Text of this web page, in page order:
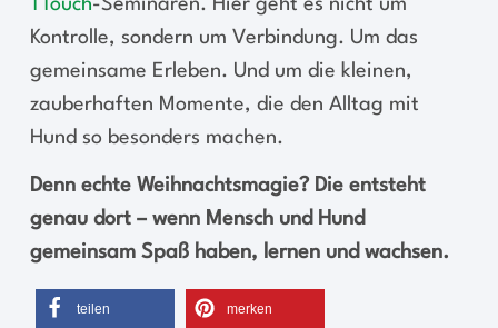
TTouch-Seminaren. Hier geht es nicht um
Kontrolle, sondern um Verbindung. Um das
gemeinsame Erleben. Und um die kleinen,
zauberhaften Momente, die den Alltag mit
Hund so besonders machen.
Denn echte Weihnachtsmagie? Die entsteht
genau dort – wenn Mensch und Hund
gemeinsam Spaß haben, lernen und wachsen.
teilen merken